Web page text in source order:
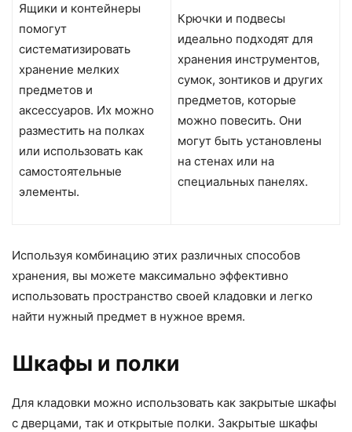
Ящики и контейнеры
помогут
систематизировать
хранение мелких
предметов и
аксессуаров. Их можно
разместить на полках
или использовать как
самостоятельные
элементы.
Крючки и подвесы
идеально подходят для
хранения инструментов,
сумок, зонтиков и других
предметов, которые
можно повесить. Они
могут быть установлены
на стенах или на
специальных панелях.
Используя комбинацию этих различных способов
хранения, вы можете максимально эффективно
использовать пространство своей кладовки и легко
найти нужный предмет в нужное время.
Шкафы и полки
Для кладовки можно использовать как закрытые шкафы
с дверцами, так и открытые полки. Закрытые шкафы